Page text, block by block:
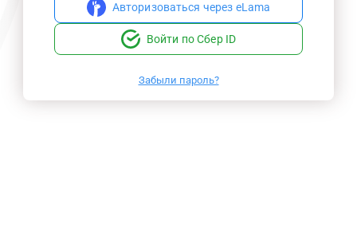
Авторизоваться через eLama
Войти по Сбер ID
Забыли пароль?